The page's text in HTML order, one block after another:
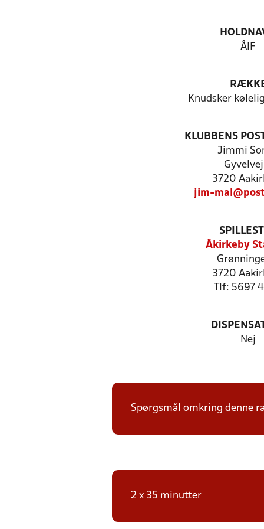
ÅIF
Knudsker
KLUBBENS
Jimmi
3720
jim-
Åkirkeby
3720
Tlf: 5697
Nej
Spørgsmål omkring denne
2 x 35 minutter